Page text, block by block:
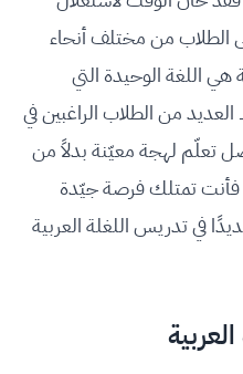
الطلاب من مختلف أنحاء
هي اللغة الوحيدة التي
من الطلاب الراغبين في
تعلّم لهجة معيّنة بدلاً من
فأنت تمتلك فرصة جيّدة
في تدريس اللغلة العربية